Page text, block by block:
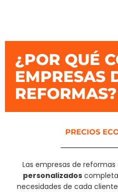
¿POR QUÉ
EMPRESAS
REFORMAS?​
PRECIOS
Las empresas de
personalizados
necesidades de cada